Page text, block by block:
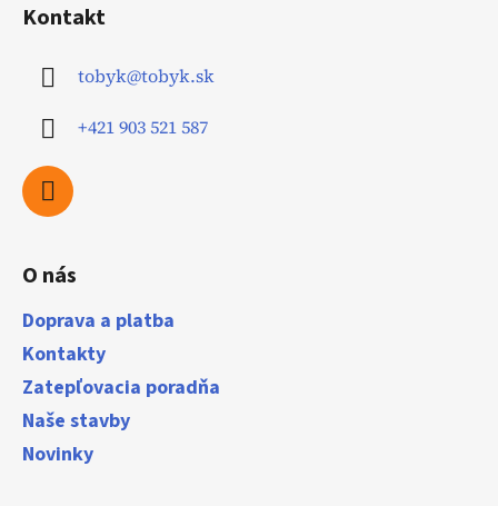
Kontakt
tobyk@tobyk.sk
+421 903 521 587
O nás
Doprava a platba
Kontakty
Zatepľovacia poradňa
Naše stavby
Novinky